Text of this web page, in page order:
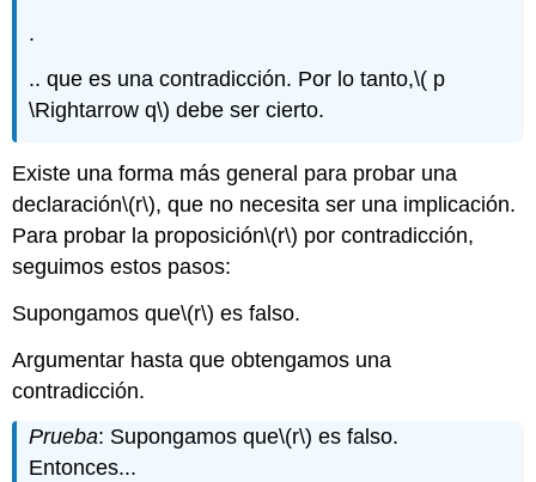
.
.. que es una contradicción. Por lo tanto,\( p
\Rightarrow q\) debe ser cierto.
Existe una forma más general para probar una
declaración\(r\), que no necesita ser una implicación.
Para probar la proposición\(r\) por contradicción,
seguimos estos pasos:
Supongamos que\(r\) es falso.
Argumentar hasta que obtengamos una
contradicción.
Prueba: Supongamos que\(r\) es falso.
Entonces...